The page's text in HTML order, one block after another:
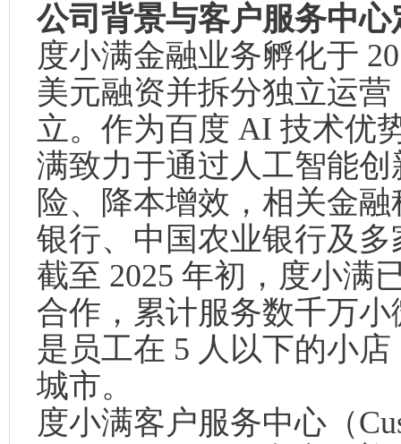
公司背景与客户服务中心
度小满金融业务孵化于
美元融资并拆分独立运
立。作为百度 AI 技术优
满致力于通过人工智能
险、降本增效，相关金
银行、中国农业银行及
截至 2025 年初，度小满
合作，累计服务数千万
是员工在 5 人以下的小
城市。
度小满客户服务中心（